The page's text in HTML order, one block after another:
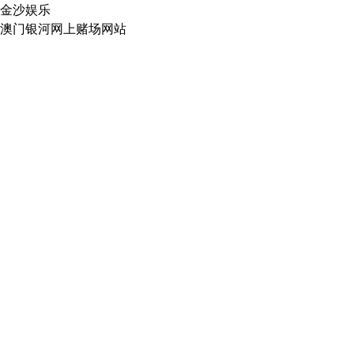
金沙娱乐
澳门银河网上赌场网站